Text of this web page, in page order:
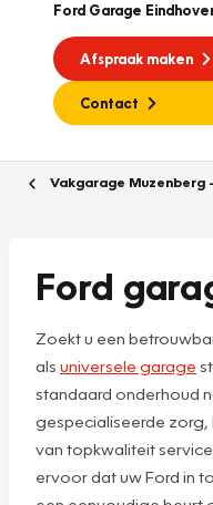
Ford Garage
Afspraak maken
Contact
Vakgarage Muzenberg
Ford
Zoekt u een
als universele garage
standaard onderhoud
gespecialiseerde zorg,
van topkwaliteit
ervoor dat uw Ford in